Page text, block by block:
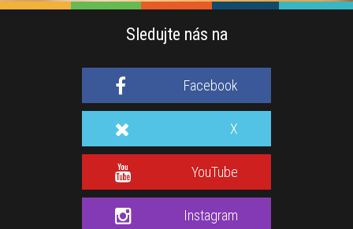
Sledujte nás na
Facebook
X
YouTube
Instagram